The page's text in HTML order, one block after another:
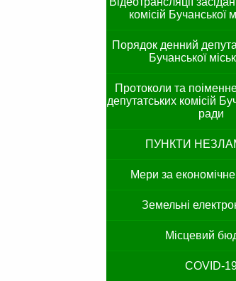
комісій Бучанської
Порядок денний
Бучанської
Протоколи та
депутатських комісій
ради
ПУНКТИ
Мери за
Земельні
Місцевий
COVID-